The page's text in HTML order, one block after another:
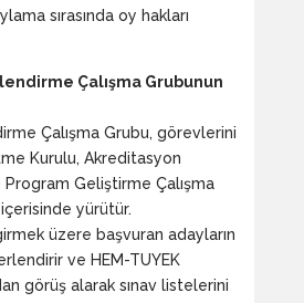
sırasında oy hakları
Çalışma Grubunun
Çalışma Grubu, görevlerini
Kurulu, Akreditasyon
Program Geliştirme Çalışma
yürütür.
üzere başvuran adayların
ve HEM-TUYEK
görüş alarak sınav listelerini